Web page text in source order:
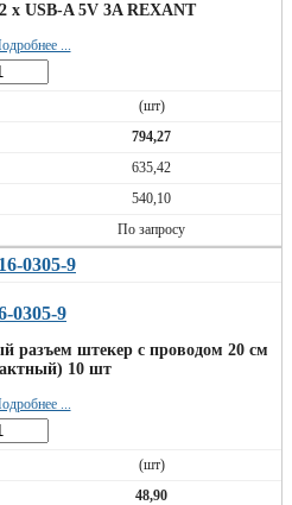
x USB-A 5V 3A REXANT
...
(шт)
794,27
635,42
540,10
По запросу
0305-9
разъем штекер с проводом 20 см
10 шт
...
(шт)
48,90